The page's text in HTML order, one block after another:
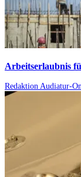
Arbeitserlaubnis
Redaktion Audiatur-